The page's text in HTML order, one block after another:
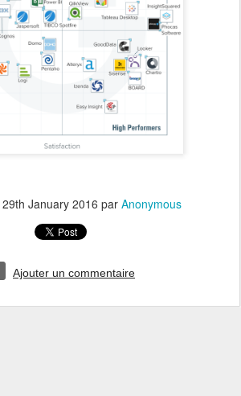
29th January 2016 par Anonymous
Ajouter un commentaire